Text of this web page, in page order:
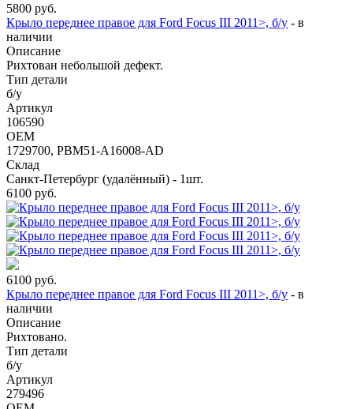
5800 руб.
Крыло переднее правое для Ford Focus III 2011>, б/у - в
наличии
Описание
Рихтован небольшой дефект.
Тип детали
б/у
Артикул
106590
OEM
1729700, PBM51-A16008-AD
Склад
Санкт-Петербург (удалённый) - 1шт.
6100 руб.
6100 руб.
Крыло переднее правое для Ford Focus III 2011>, б/у - в
наличии
Описание
Рихтовано.
Тип детали
б/у
Артикул
279496